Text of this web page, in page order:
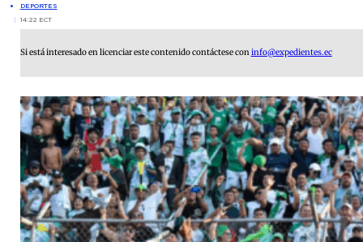
DEPORTES
14:22 ECT
Si está interesado en licenciar este contenido contáctese coninfo@expedientes.ec